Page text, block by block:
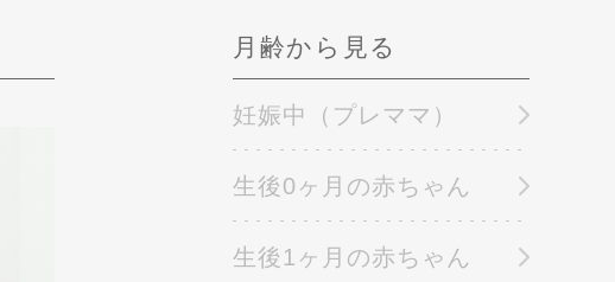
月齢から見る
妊娠中（プレママ）
生後0ヶ月の赤ちゃん
生後1ヶ月の赤ちゃん